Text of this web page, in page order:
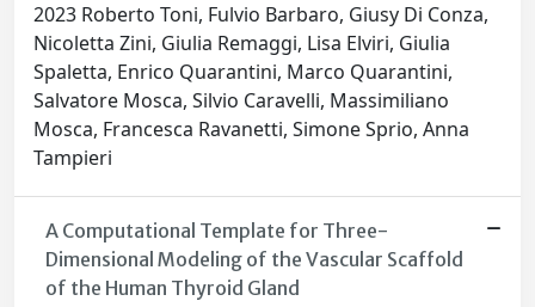
2023 Roberto Toni, Fulvio Barbaro, Giusy Di Conza,
Nicoletta Zini, Giulia Remaggi, Lisa Elviri, Giulia
Spaletta, Enrico Quarantini, Marco Quarantini,
Salvatore Mosca, Silvio Caravelli, Massimiliano
Mosca, Francesca Ravanetti, Simone Sprio, Anna
Tampieri
A Computational Template for Three-
Dimensional Modeling of the Vascular Scaffold
of the Human Thyroid Gland